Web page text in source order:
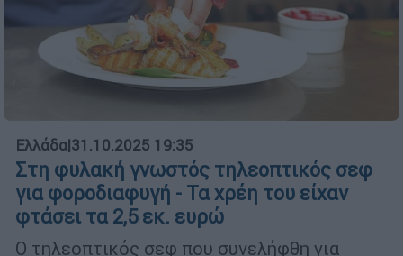
Ελλάδα|31.10.2025 19:35
Στη φυλακή γνωστός τηλεοπτικός σεφ
για φοροδιαφυγή - Τα χρέη του είχαν
φτάσει τα 2,5 εκ. ευρώ
Ο τηλεοπτικός σεφ που συνελήφθη για